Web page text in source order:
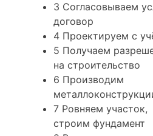
3 Согласовываем
договор
4 Проектируем с
5 Получаем
на строительство
6 Производим
7 Ровняем участок,
строим фундамент